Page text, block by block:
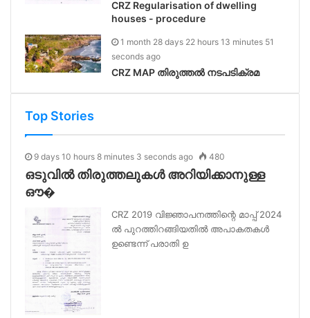
CRZ Regularisation of dwelling
houses - procedure
1 month 28 days 22 hours 13 minutes 51
seconds ago
CRZ MAP തിരുത്തൽ നടപടിക്രമ
Top Stories
9 days 10 hours 8 minutes 3 seconds ago 480
ഒടുവിൽ തിരുത്തലുകൾ അറിയിക്കാനുള്ള
ഔ�
CRZ 2019 വിജ്ഞാപനത്തിന്റെ മാപ്പ് 2024
ൽ പുറത്തിറങ്ങിയതിൽ അപാകതകൾ
ഉണ്ടെന്ന് പരാതി ഉ